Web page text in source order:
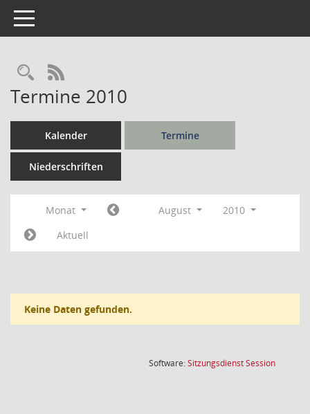
Toggle navigation
Rechercheauswahl
RSS-Feed
Termine 2010
Kalender Termine
Niederschriften
Monat August
2010
Aktuell
Keine Daten gefunden.
Software:SitzungsdienstSession(Wird in